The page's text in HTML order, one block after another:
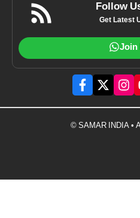
Follow
Get Latest
Join
© SAMAR INDIA •